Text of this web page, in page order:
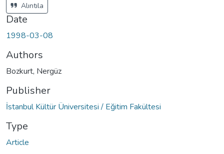
Alıntıla
Date
1998-03-08
Authors
Bozkurt, Nergüz
Publisher
İstanbul Kültür Üniversitesi / Eğitim Fakültesi
Type
Article